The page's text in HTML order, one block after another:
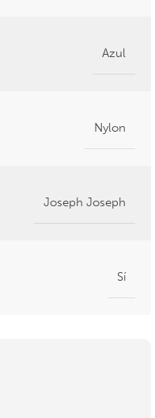
Azul
Nylon
Joseph Joseph
Sí